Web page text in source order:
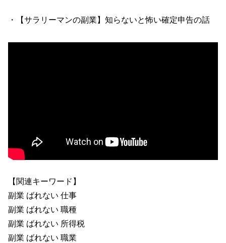
・【サラリーマンの副業】知らないと怖い確定申告の話
【関連キーワード】
副業 ばれない 仕事
副業 ばれない 職種
副業 ばれない 所得税
副業 ばれない 職業